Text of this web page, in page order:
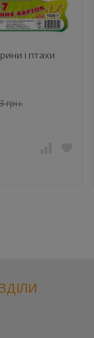
і птахи
грн.